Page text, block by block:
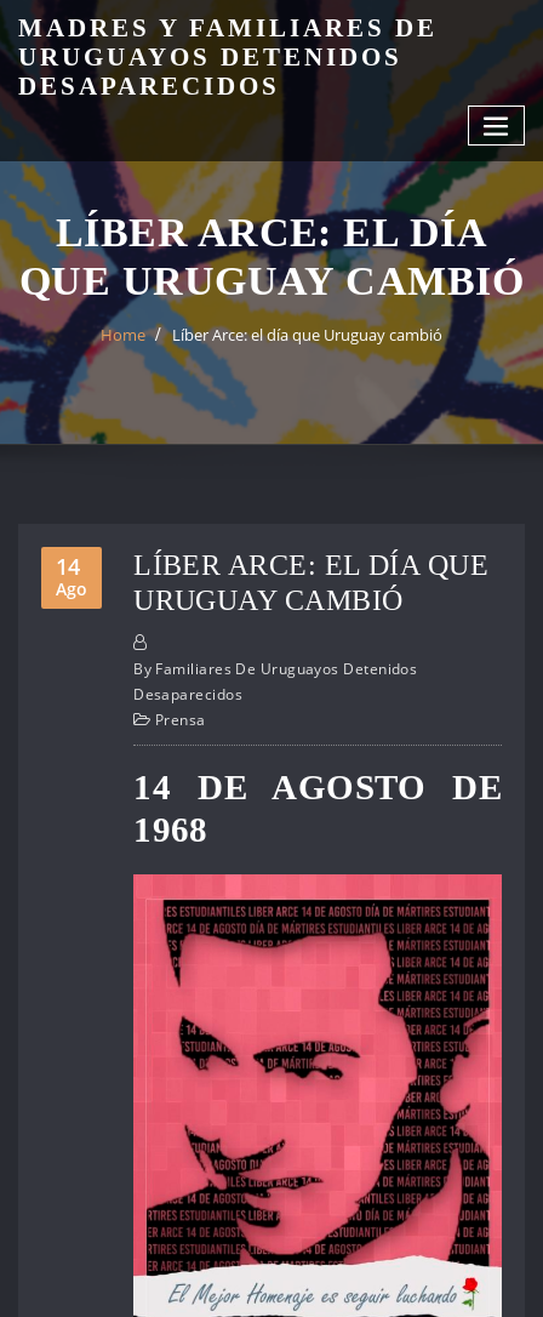
Skip
to
content
MADRES Y FAMILIARES DE
URUGUAYOS DETENIDOS
DESAPARECIDOS
LÍBER ARCE: EL DÍA
QUE URUGUAY CAMBIÓ
Home Líber Arce: el día que Uruguay cambió
14
Ago
LÍBER ARCE: EL DÍA QUE
URUGUAY CAMBIÓ
By Familiares De Uruguayos Detenidos
Desaparecidos
Prensa
14 DE AGOSTO DE
1968